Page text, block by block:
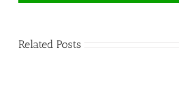
Related Posts